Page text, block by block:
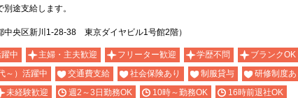
途支給します。
央区新川1-28-38 東京ダイヤビル1号館2階）
中 主婦・主夫歓迎 フリーター歓迎 学歴不問
ブランクOK
～）活躍中 交通費支給 社会保険あり 制服貸与
研修制度あ
未経験歓迎 週2～3日勤務OK 10時～勤務OK
16時前退社OK